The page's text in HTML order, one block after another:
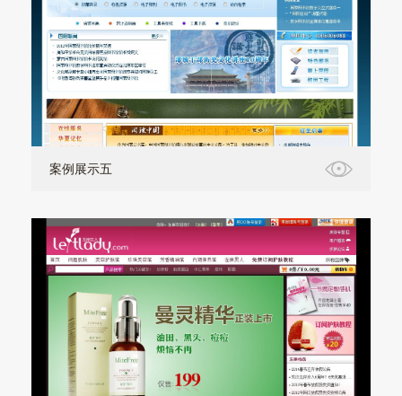
案例展示五